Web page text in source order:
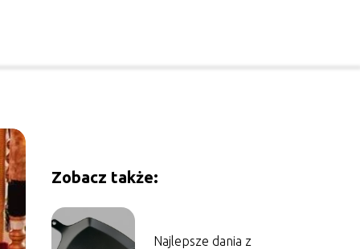
Zobacz także:
Najlepsze dania z